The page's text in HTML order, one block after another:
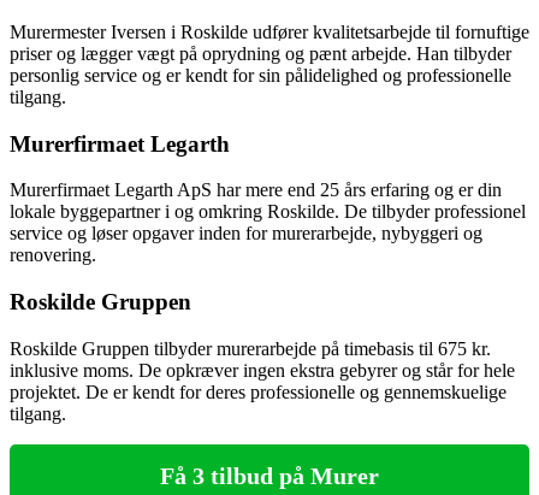
Murermester Iversen i Roskilde udfører kvalitetsarbejde til fornuftige
priser og lægger vægt på oprydning og pænt arbejde. Han tilbyder
personlig service og er kendt for sin pålidelighed og professionelle
tilgang.
Murerfirmaet Legarth
Murerfirmaet Legarth ApS har mere end 25 års erfaring og er din
lokale byggepartner i og omkring Roskilde. De tilbyder professionel
service og løser opgaver inden for murerarbejde, nybyggeri og
renovering.
Roskilde Gruppen
Roskilde Gruppen tilbyder murerarbejde på timebasis til 675 kr.
inklusive moms. De opkræver ingen ekstra gebyrer og står for hele
projektet. De er kendt for deres professionelle og gennemskuelige
tilgang.
Få 3 tilbud på Murer